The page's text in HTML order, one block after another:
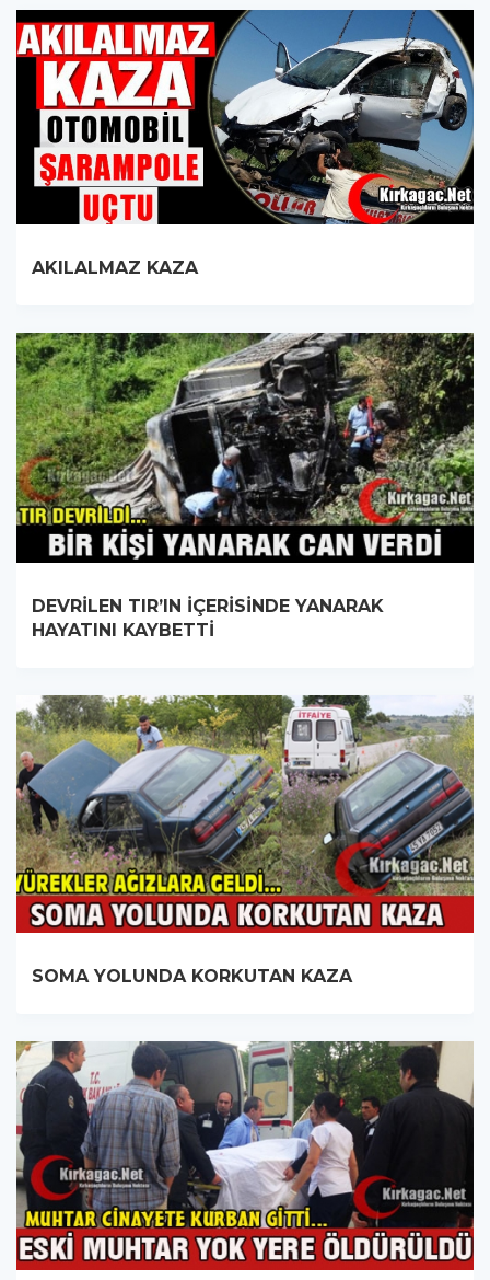
AKILALMAZ KAZA
DEVRİLEN TIR’IN İÇERİSİNDE YANARAK
HAYATINI KAYBETTİ
SOMA YOLUNDA KORKUTAN KAZA